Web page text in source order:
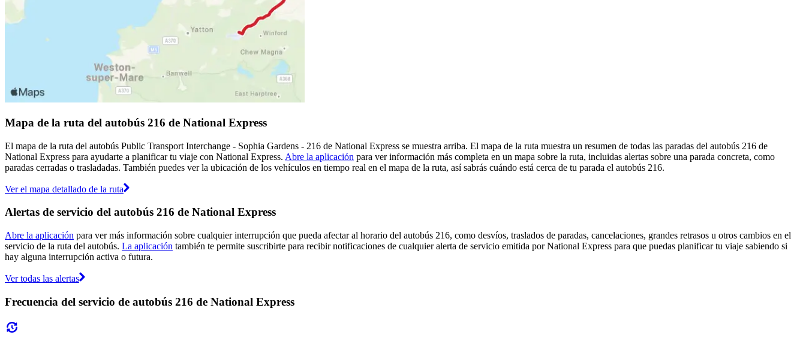
Mapa de la ruta del autobús 216 de National Express
El mapa de la ruta del autobús Public Transport Interchange - Sophia Gardens - 216 de National Express se muestra arriba. El mapa de la ruta muestra un resumen de todas las paradas del autobús 216 de
National Express para ayudarte a planificar tu viaje con National Express. Abre la aplicación para ver información más completa en un mapa sobre la ruta, incluidas alertas sobre una parada concreta, como
paradas cerradas o trasladadas. También puedes ver la ubicación de los vehículos en tiempo real en el mapa de la ruta, así sabrás cuándo está cerca de tu parada el autobús 216.
Ver el mapa detallado de la ruta
Alertas de servicio del autobús 216 de National Express
Abre la aplicación para ver más información sobre cualquier interrupción que pueda afectar al horario del autobús 216, como desvíos, traslados de paradas, cancelaciones, grandes retrasos u otros cambios en el
servicio de la ruta del autobús. La aplicación también te permite suscribirte para recibir notificaciones de cualquier alerta de servicio emitida por National Express para que puedas planificar tu viaje sabiendo si
hay alguna interrupción activa o futura.
Ver todas las alertas
Frecuencia del servicio de autobús 216 de National Express